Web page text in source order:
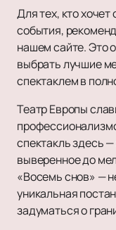
Детектив
Для тех, кто
события,
нашем сайте. Это
выбрать лучшие
спектаклем в
Театр Европы
спектакль здесь
выверенное до
«Восемь снов» —
уникальная
задуматься о